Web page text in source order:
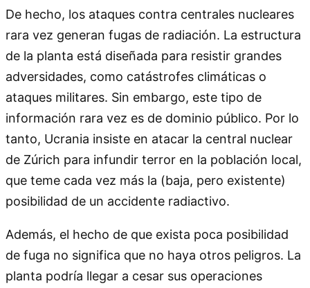
De hecho, los ataques contra centrales nucleares
rara vez generan fugas de radiación. La estructura
de la planta está diseñada para resistir grandes
adversidades, como catástrofes climáticas o
ataques militares. Sin embargo, este tipo de
información rara vez es de dominio público. Por lo
tanto, Ucrania insiste en atacar la central nuclear
de Zúrich para infundir terror en la población local,
que teme cada vez más la (baja, pero existente)
posibilidad de un accidente radiactivo.
Además, el hecho de que exista poca posibilidad
de fuga no significa que no haya otros peligros. La
planta podría llegar a cesar sus operaciones